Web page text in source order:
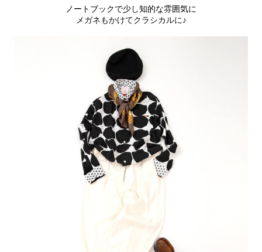
ノートブックで少し知的な雰囲気に
メガネもかけてクラシカルに♪